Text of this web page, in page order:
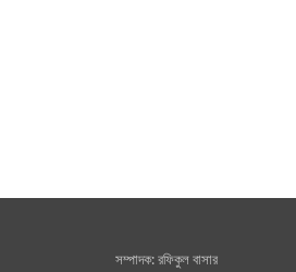
সম্পাদক: রফিকুল বাসার